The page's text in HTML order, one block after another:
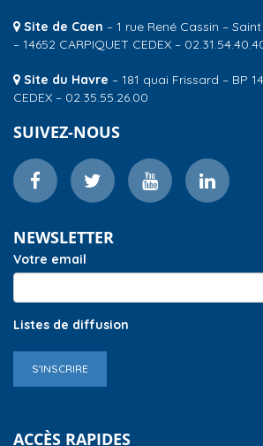
Site de Caen – 1 rue René Cassin –
– 14652 CARPIQUET CEDEX –
Site du Havre – 181 quai Frissard – BP
CEDEX – 02.35.55.26.00
SUIVEZ-NOUS
NEWSLETTER
Votre email
Listes de diffusion
S'INSCRIRE
ACCÈS RAPIDES